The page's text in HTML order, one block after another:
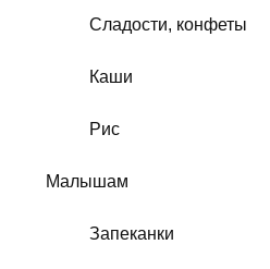
Сладости, конфеты
Каши
Рис
Малышам
Запеканки